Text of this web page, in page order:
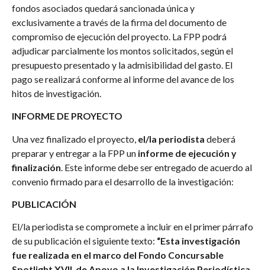
fondos asociados quedará sancionada única y
exclusivamente a través de la firma del documento de
compromiso de ejecución del proyecto. La FPP podrá
adjudicar parcialmente los montos solicitados, según el
presupuesto presentado y la admisibilidad del gasto. El
pago se realizará conforme al informe del avance de los
hitos de investigación.
INFORME DE PROYECTO
Una vez finalizado el proyecto, el/la periodista deberá
preparar y entregar a la FPP un informe de ejecución y
finalización . Este informe debe ser entregado de acuerdo al
convenio firmado para el desarrollo de la investigación:
PUBLICACIÓN
El/la periodista se compromete a incluir en el primer párrafo
de su publicación el siguiente texto: “Esta investigación
fue realizada en el marco del Fondo Concursable